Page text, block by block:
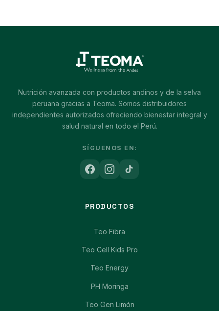
Nutrición avanzada con productos andinos y de la selva
peruana gracias a Teoma. Somos distribuidores
independientes autorizados ofreciendo bienestar integral y
salud natural en todo el Perú.
SÍGUENOS EN:
PRODUCTOS
Teo Fibra
Teo Cell Kids Pro
Teo Energy
PH Moringa
Teo Gen Limón